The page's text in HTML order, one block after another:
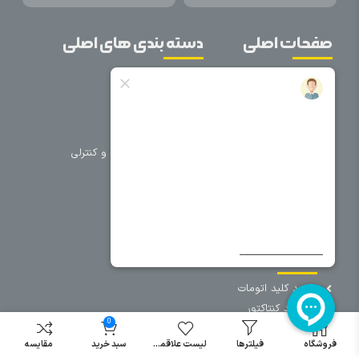
صفحات اصلی
خانه
دسته بندی های اصلی
تجهیزات حفاظتی و کنترلی
سایر دسته بندی ها
خرید کلید اتومات
خرید کنتاکتور
خرید فیوز
مینیاتوری
فروشگاه فیلترها لیست علاقمندی
0
سبد خرید مقایسه